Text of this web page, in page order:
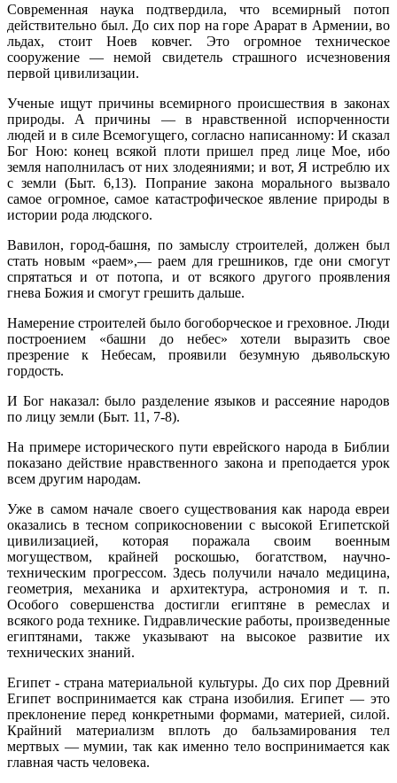
Современная наука подтвердила, что всемирный потоп
действительно был. До сих пор на горе Арарат в Армении, во
льдах, стоит Ноев ковчег. Это огромное техническое
сооружение — немой свидетель страшного исчезновения
первой цивилизации.
Ученые ищут причины всемирного происшествия в законах
природы. А причины — в нравственной испорченности
людей и в силе Всемогущего, согласно написанному: И сказал
Бог Ною: конец всякой плоти пришел пред лице Мое, ибо
земля наполниласъ от них злодеяниями; и вот, Я истреблю их
с земли (Быт. 6,13). Попрание закона морального вызвало
самое огром­ное, самое катастрофическое явление природы в
истории рода людского.
Вавилон, город-башня, по замыслу строителей, должен был
стать новым «раем»,— раем для грешников, где они смогут
спрятаться и от потопа, и от всякого другого проявления
гнева Божия и смогут грешить дальше.
Намерение строителей было богоборческое и греховное. Люди
по­строением «башни до небес» хотели выразить свое
презрение к Небесам, проявили безумную дьявольскую
гордость.
И Бог наказал: было разделение языков и рассеяние народов
по лицу земли (Быт. 11, 7-8).
На примере исторического пути еврейского народа в Библии
показано действие нравственного закона и преподается урок
всем другим народам.
Уже в самом начале своего существования как народа евреи
оказались в тесном соприкосновении с высокой Египетской
цивилизацией, которая поражала своим военным
могуществом, крайней роскошью, богатством, научно-
техническим прогрессом. Здесь получили начало медицина,
гео­метрия, механика и архитектура, астрономия и т. п.
Особого совершенства достигли египтяне в ремеслах и
всякого рода технике. Гидравлические работы, произведенные
египтянами, также указывают на высокое разви­тие их
технических знаний.
Египет - страна материальной культуры. До сих пор Древний
Египет воспринимается как страна изобилия. Египет — это
преклонение перед конкретными формами, материей, силой.
Крайний материализм вплоть до бальзамирования тел
мертвых — мумии, так как именно тело восприни­мается как
главная часть человека.